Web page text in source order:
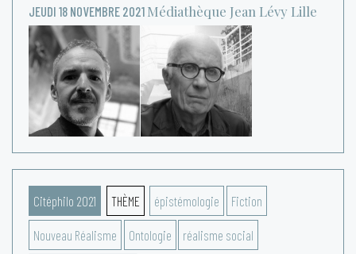
JEUDI 18 NOVEMBRE 2021 Médiathèque Jean Lévy Lille
Citéphilo 2021 THÈME épistémologie Fiction
Nouveau Réalisme Ontologie réalisme social